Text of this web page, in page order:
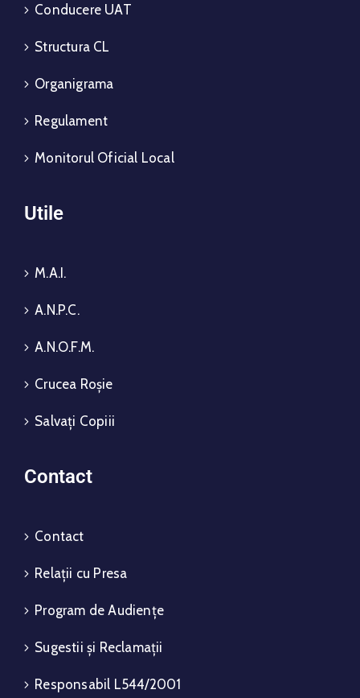
Conducere UAT
Structura CL
Organigrama
Regulament
Monitorul Oficial Local
Utile
M.A.I.
A.N.P.C.
A.N.O.F.M.
Crucea Roșie
Salvați Copiii
Contact
Contact
Relații cu Presa
Program de Audiențe
Sugestii și Reclamații
Responsabil L544/2001